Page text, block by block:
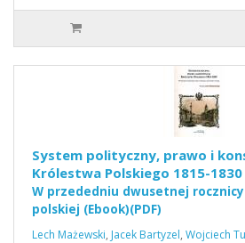
System polityczny, prawo i
Królestwa Polskiego 1815-1830
W przededniu dwusetnej
polskiej (Ebook)(PDF)
Lech Mażewski, Jacek Bartyzel, Wojciech